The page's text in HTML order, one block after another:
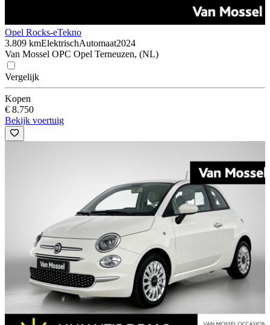
Opel Rocks-eTekno
3.809 kmElektrischAutomaat2024
Van Mossel OPC Opel Terneuzen, (NL)
Vergelijk
Kopen
€ 8.750
Bekijk voertuig